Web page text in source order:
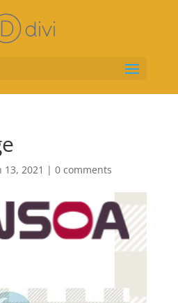
13, 2021 | 0 comments